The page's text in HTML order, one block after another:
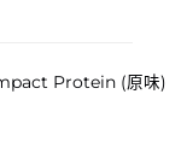
Protein (原味)